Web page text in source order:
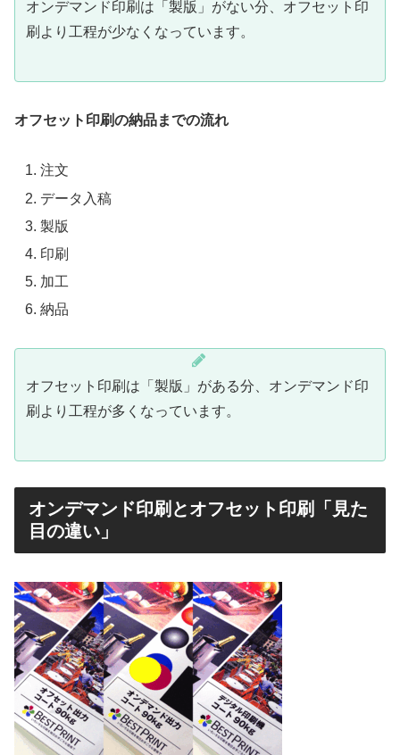
オンデマンド印刷は「製版」がない分、オフセット印
刷より工程が少なくなっています。
オフセット印刷の納品までの流れ
注文
データ入稿
製版
印刷
加工
納品
オフセット印刷は「製版」がある分、オンデマンド印
刷より工程が多くなっています。
オンデマンド印刷とオフセット印刷「見た
目の違い」